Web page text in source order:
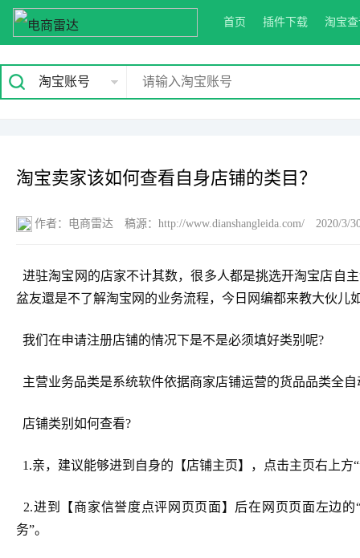
首页 插件下载 淘宝
淘宝账号
淘宝卖家该如何查看自身店铺的类目？
作者：电商雷达 稿源：http://www.dianshangleida.com/ 2020/3/
进驻淘宝网的店家不计其数，很多人都是挑选开淘宝店自
盆友還是不了解淘宝网的业务流程，今日网编都来教大伙儿
我们在申请注册店铺的情况下是不是必须填好类别呢?
主营业务品类是系统软件依据商家店铺运营的货品品类全
店铺类别如何查看?
1.亲，建议能够进到自身的【店铺主页】，点击主页右上方
2.进到【商家信誉度点评网页页面】后在网页页面左边
务”。